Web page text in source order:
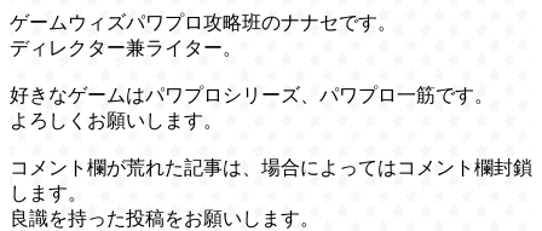
ゲームウィズパワプロ攻略班のナナセです。
ディレクター兼ライター。
好きなゲームはパワプロシリーズ、パワプロ一筋です。
よろしくお願いします。
コメント欄が荒れた記事は、場合によってはコメント欄封鎖
します。
良識を持った投稿をお願いします。